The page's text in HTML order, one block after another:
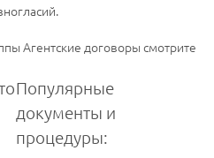
Агентские договоры смотрите
Популярные
документы и
процедуры: